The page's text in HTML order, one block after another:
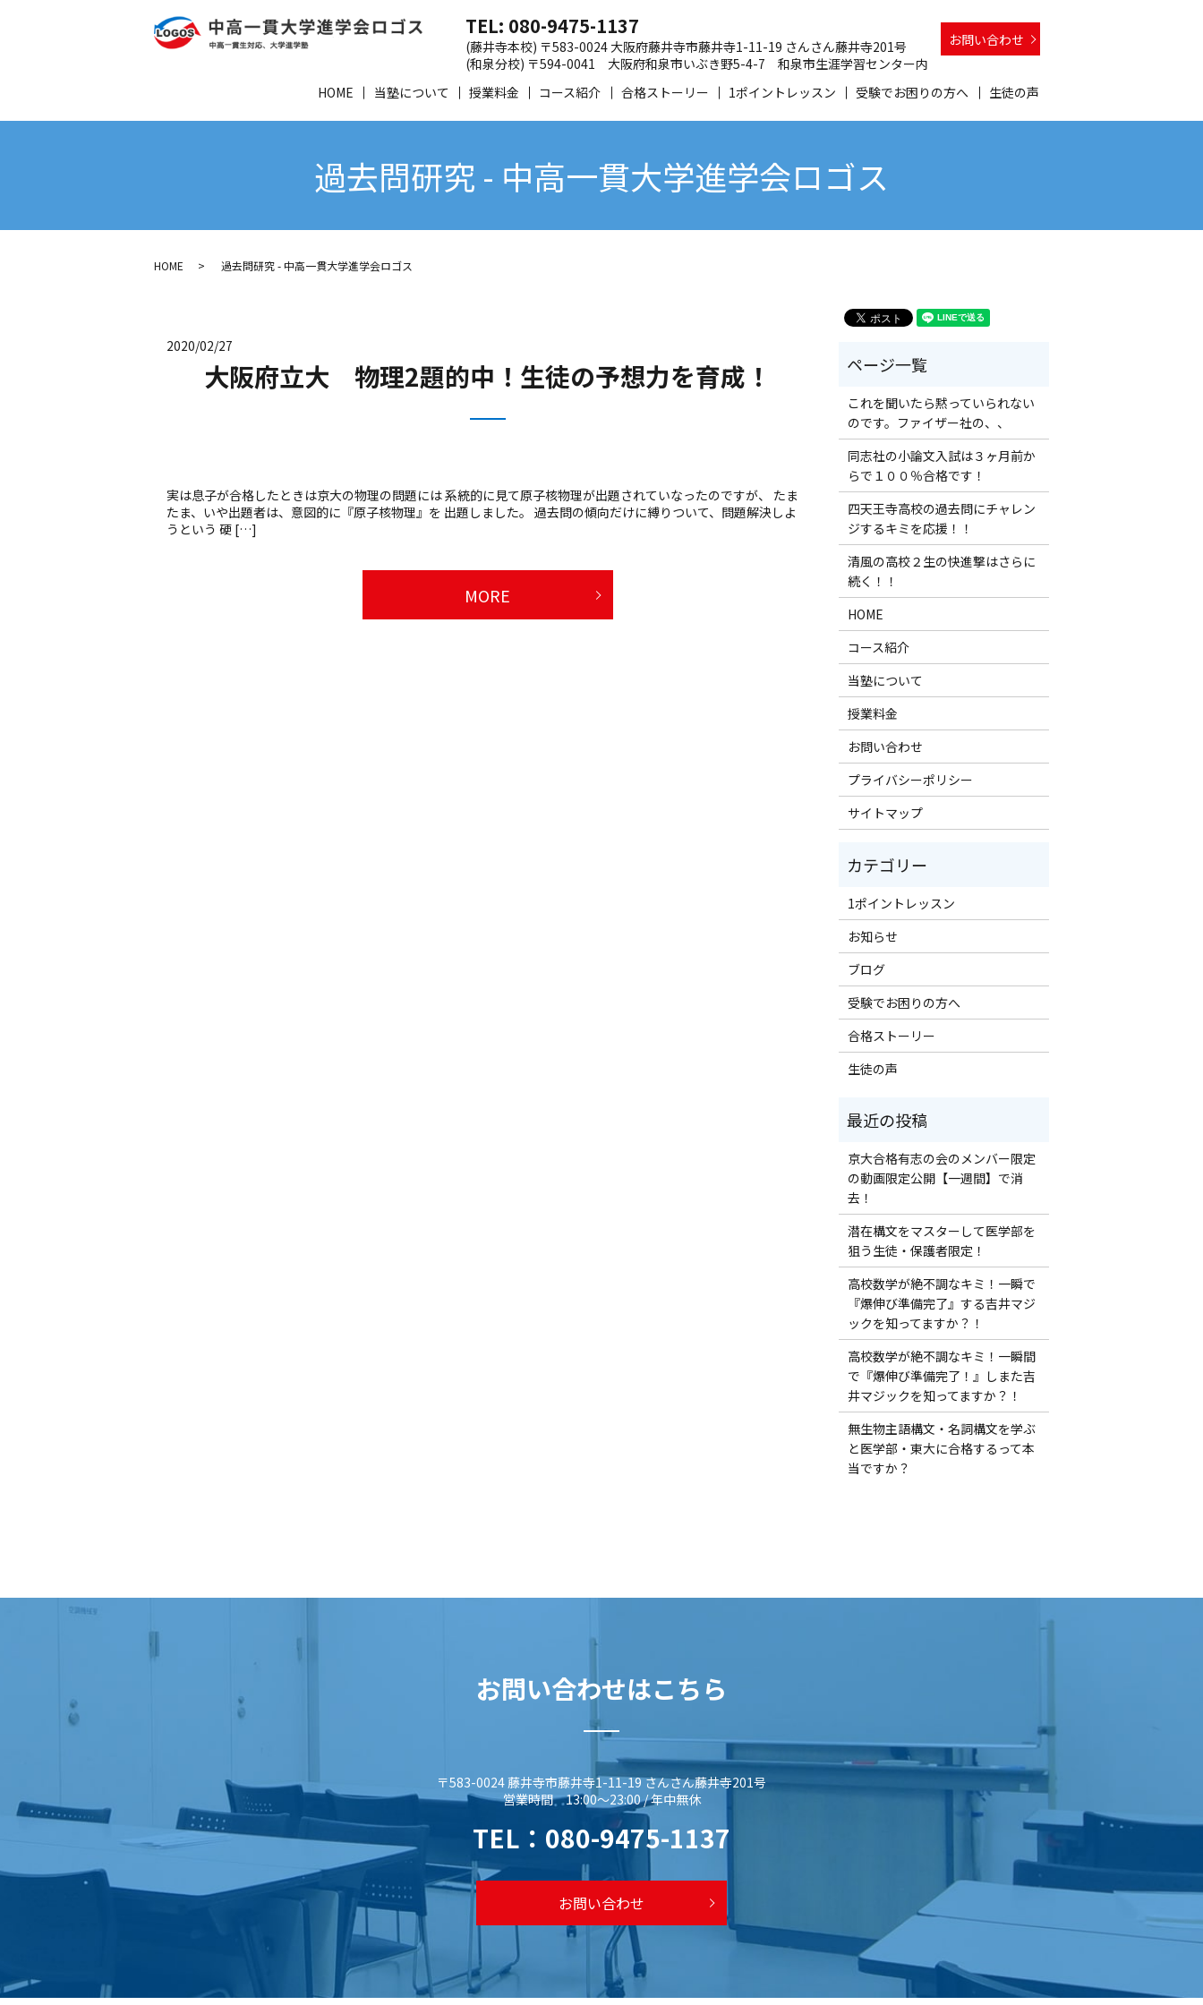
HOME 当塾について 授業料金 コース紹介 合格ストーリー 1ポイントレッスン 受験でお困りの方へ 生徒の声
TEL: 080-9475-1137
(藤井寺本校) 〒583-0024 大阪府藤井寺市藤井寺1-11-19 さんさん藤井寺201号
(和泉分校) 〒594-0041 大阪府和泉市いぶき野5-4-7 和泉市生涯学習センター内
お問い合わせ
過去問研究 - 中高一貫大学進学会ロゴス
HOME 過去問研究 - 中高一貫大学進学会ロゴス
2020/02/27
大阪府立大 物理2題的中！生徒の予想力を育成！
実は息子が合格したときは京大の物理の問題には 系統的に見て原子核物理が出題されていなったのですが、 たま
たま、いや出題者は、意図的に『原子核物理』を 出題しました。 過去問の傾向だけに縛りついて、問題解決しよ
うという 硬 […]
MORE
これを聞いたら黙っていられない
のです。ファイザー社の、、
同志社の小論文入試は３ヶ月前か
らで１００％合格です！
四天王寺高校の過去問にチャレン
ジするキミを応援！！
清風の高校２生の快進撃はさらに
続く！！
HOME
コース紹介
当塾について
授業料金
お問い合わせ
プライバシーポリシー
サイトマップ
1ポイントレッスン
お知らせ
ブログ
受験でお困りの方へ
合格ストーリー
生徒の声
京大合格有志の会のメンバー限定
の動画限定公開【一週間】で消
去！
潜在構文をマスターして医学部を
狙う生徒・保護者限定！
高校数学が絶不調なキミ！一瞬で
『爆伸び準備完了』する吉井マジ
ックを知ってますか？！
高校数学が絶不調なキミ！一瞬間
で『爆伸び準備完了！』しまた吉
井マジックを知ってますか？！
無生物主語構文・名詞構文を学ぶ
と医学部・東大に合格するって本
当ですか？
お問い合わせはこちら
〒583-0024 藤井寺市藤井寺1-11-19 さんさん藤井寺201号
営業時間 13:00～23:00 / 年中無休
TEL： 080-9475-1137
お問い合わせ